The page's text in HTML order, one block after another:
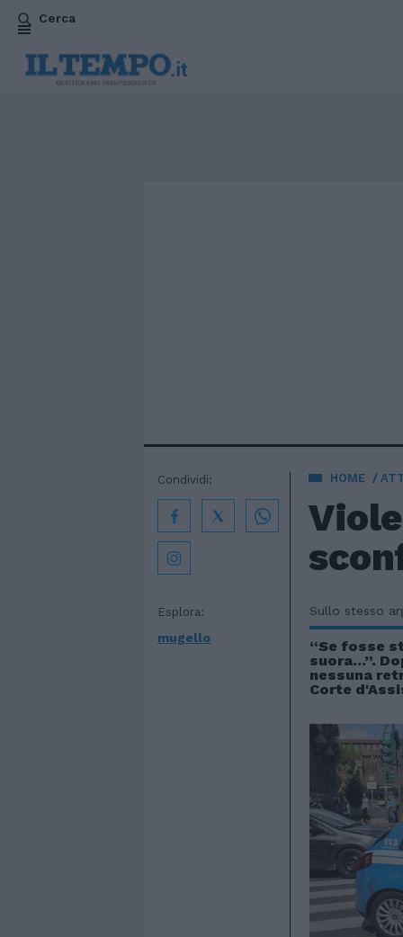
Cerca
HOME
Esplora:
mugello
Condividi:
Sullo stesso
“Se fosse
suora...”.
nessuna
Corte